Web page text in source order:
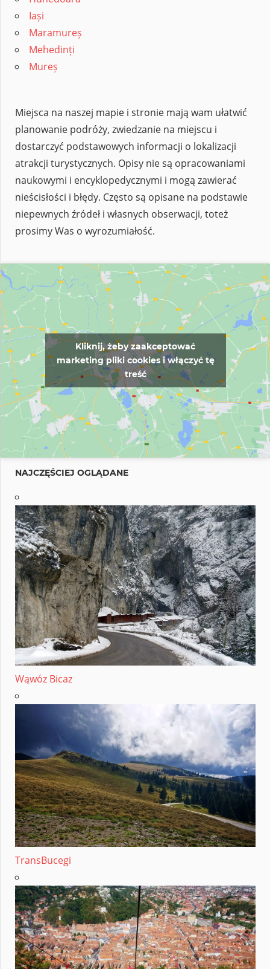
Iași
Maramureș
Mehedinți
Mureș
Miejsca na naszej mapie i stronie mają wam ułatwić
planowanie podróży, zwiedzanie na miejscu i
dostarczyć podstawowych informacji o lokalizacji
atrakcji turystycznych. Opisy nie są opracowaniami
naukowymi i encyklopedycznymi i mogą zawierać
nieścisłości i błędy. Często są opisane na podstawie
niepewnych źródeł i własnych obserwacji, toteż
prosimy Was o wyrozumiałość.
Kliknij, żeby zaakceptować
marketing pliki cookies i włączyć tę
treść
NAJCZĘŚCIEJ OGLĄDANE
Wąwóz Bicaz
TransBucegi